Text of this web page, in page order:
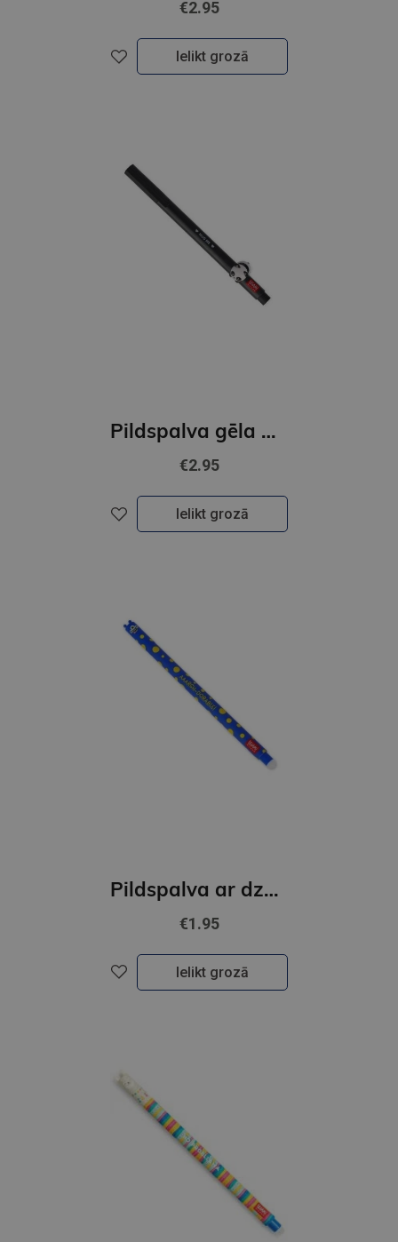
€2.95
Ielikt grozā
Pildspalva gēla ar dīivnieka dekoru - PANDA
€2.95
Ielikt grozā
Pildspalva ar dzēšgumiju,MONSTER
€1.95
Ielikt grozā